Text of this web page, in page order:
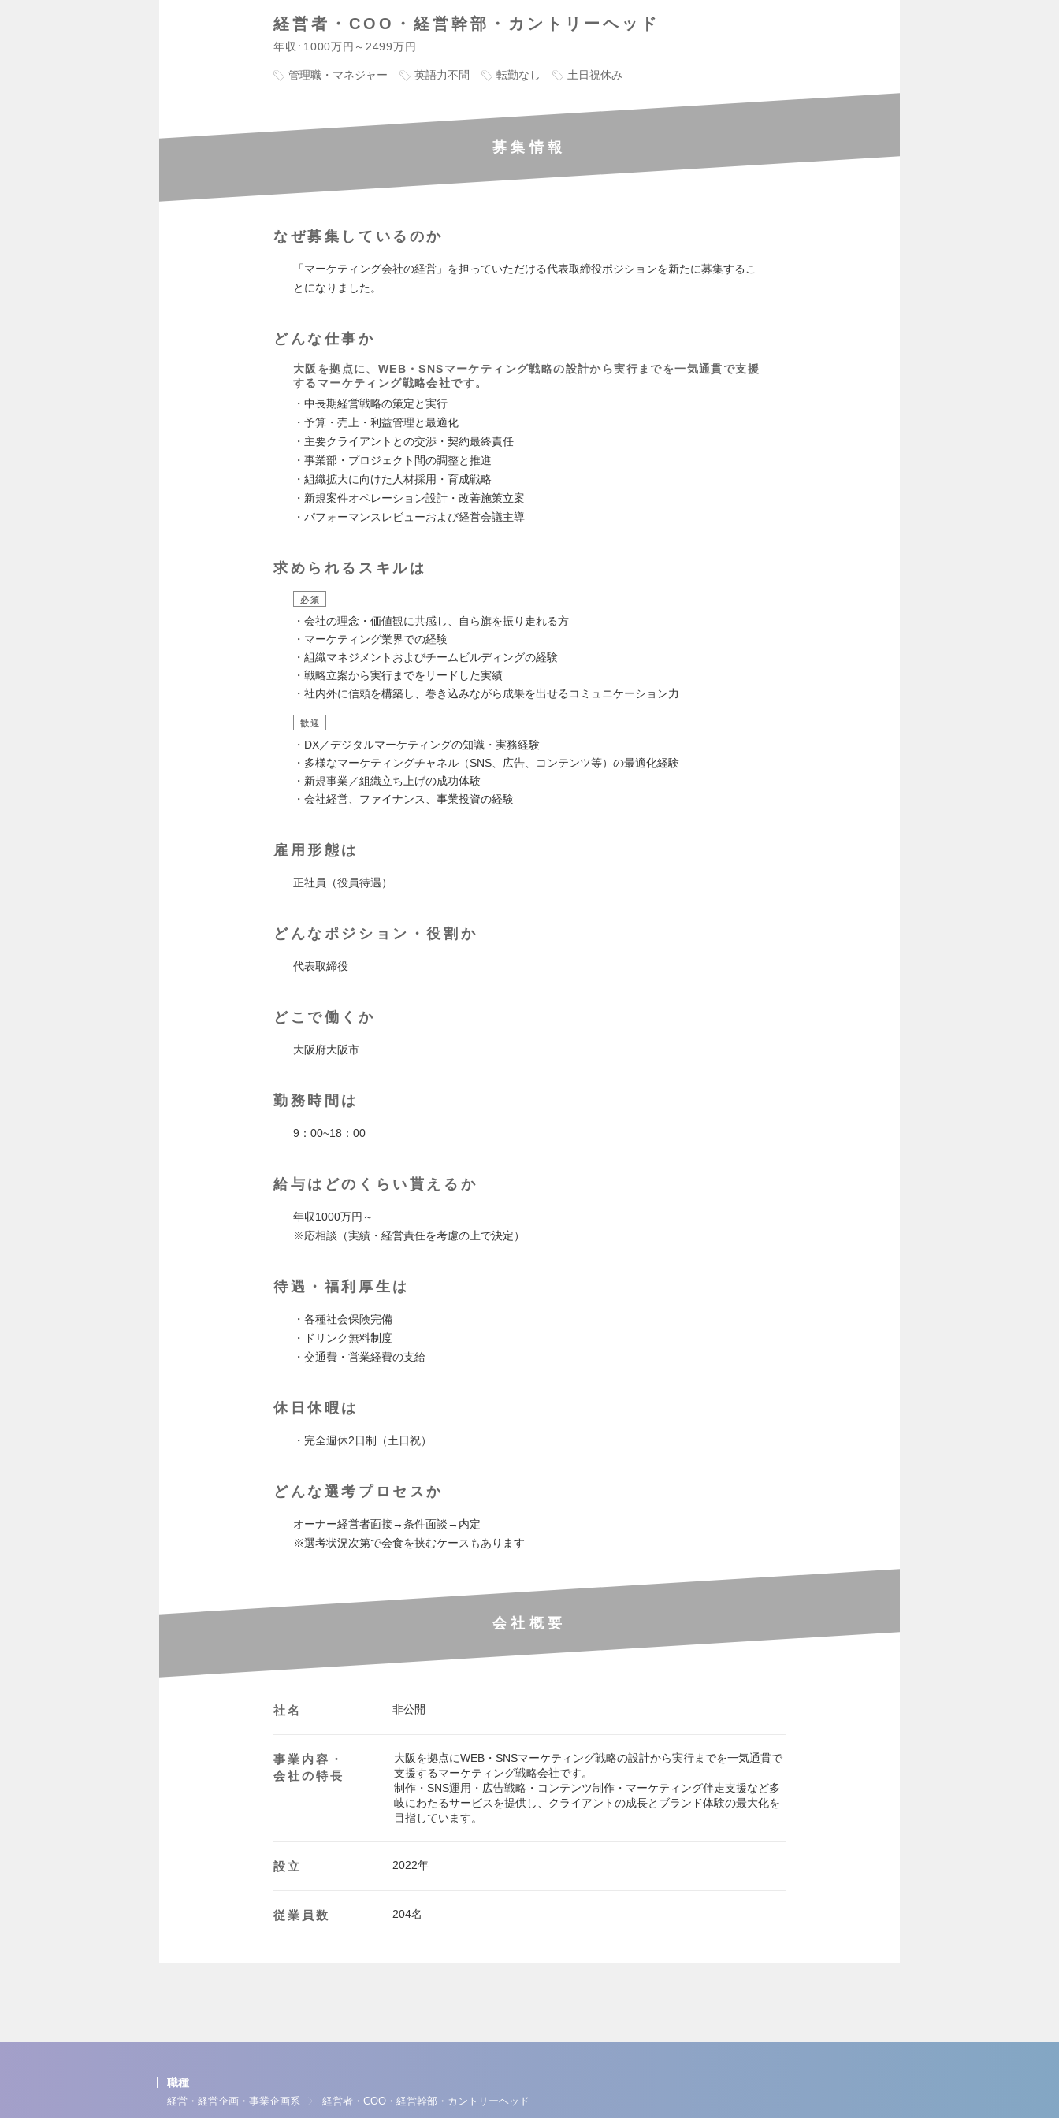
経営者・COO・経営幹部・カントリーヘッド
年収 1000万円～2499万円
管理職・マネジャー 英語力不問 転勤なし 土日祝休み
募集情報
なぜ募集しているのか
「マーケティング会社の経営」を担っていただける代表取締役ポジションを新たに募集するこ
とになりました。
どんな仕事か
大阪を拠点に、WEB・SNSマーケティング戦略の設計から実行までを一気通貫で支援
するマーケティング戦略会社です。
・中長期経営戦略の策定と実行
・予算・売上・利益管理と最適化
・主要クライアントとの交渉・契約最終責任
・事業部・プロジェクト間の調整と推進
・組織拡大に向けた人材採用・育成戦略
・新規案件オペレーション設計・改善施策立案
・パフォーマンスレビューおよび経営会議主導
求められるスキルは
必須
・会社の理念・価値観に共感し、自ら旗を振り走れる方
・マーケティング業界での経験
・組織マネジメントおよびチームビルディングの経験
・戦略立案から実行までをリードした実績
・社内外に信頼を構築し、巻き込みながら成果を出せるコミュニケーション力
歓迎
・DX／デジタルマーケティングの知識・実務経験
・多様なマーケティングチャネル（SNS、広告、コンテンツ等）の最適化経験
・新規事業／組織立ち上げの成功体験
・会社経営、ファイナンス、事業投資の経験
雇用形態は
正社員（役員待遇）
どんなポジション・役割か
代表取締役
どこで働くか
大阪府大阪市
勤務時間は
9：00~18：00
給与はどのくらい貰えるか
年収1000万円～
※応相談（実績・経営責任を考慮の上で決定）
待遇・福利厚生は
・各種社会保険完備
・ドリンク無料制度
・交通費・営業経費の支給
休日休暇は
・完全週休2日制（土日祝）
どんな選考プロセスか
オーナー経営者面接→条件面談→内定
※選考状況次第で会食を挟むケースもあります
会社概要
社名 非公開
事業内容・
会社の特長
大阪を拠点にWEB・SNSマーケティング戦略の設計から実行までを一気通貫で
支援するマーケティング戦略会社です。
制作・SNS運用・広告戦略・コンテンツ制作・マーケティング伴走支援など多
岐にわたるサービスを提供し、クライアントの成長とブランド体験の最大化を
目指しています。
設立 2022年
従業員数 204名
職種
経営・経営企画・事業企画系 経営者・COO・経営幹部・カントリーヘッド